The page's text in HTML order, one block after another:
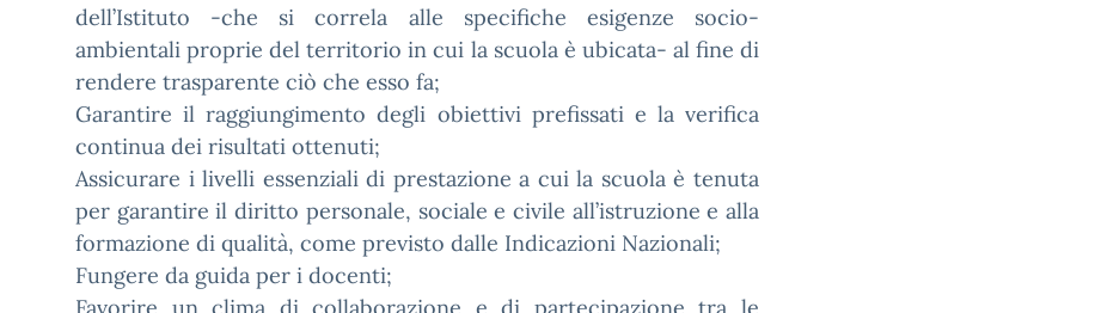
dell’Istituto -che si correla alle specifiche esigenze socio-
ambientali proprie del territorio in cui la scuola è ubicata- al fine di
rendere trasparente ciò che esso fa;
Garantire il raggiungimento degli obiettivi prefissati e la verifica
continua dei risultati ottenuti;
Assicurare i livelli essenziali di prestazione a cui la scuola è tenuta
per garantire il diritto personale, sociale e civile all’istruzione e alla
formazione di qualità, come previsto dalle Indicazioni Nazionali;
Fungere da guida per i docenti;